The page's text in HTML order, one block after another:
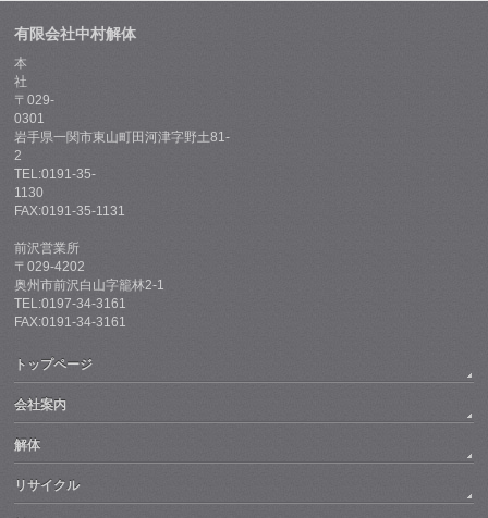
有限会社中村解体
本
社
〒029-
0301
岩手県一関市東山町田河津字野土81-
2
TEL:0191-35-
1130
FAX:0191-35-1131
前沢営業所
〒029-4202
奥州市前沢白山字籠林2-1
TEL:0197-34-3161
FAX:0191-34-3161
トップページ
会社案内
解体
リサイクル